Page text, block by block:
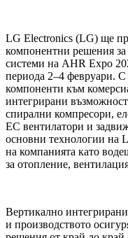
LG Electronics (LG) ще
компонентни решения
системи на AHR Expo
периода 2–4 февруари.
компоненти към
интегрирани
спирални компресори,
EC вентилатори и
основни технологии на
на компанията като
за отопление,
Вертикално
и производството